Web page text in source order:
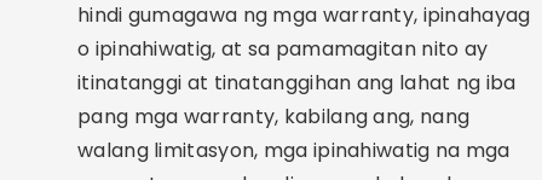
hindi gumagawa ng mga warranty, ipinahayag
o ipinahiwatig, at sa pamamagitan nito ay
itinatanggi at tinatanggihan ang lahat ng iba
pang mga warranty, kabilang ang, nang
walang limitasyon, mga ipinahiwatig na mga